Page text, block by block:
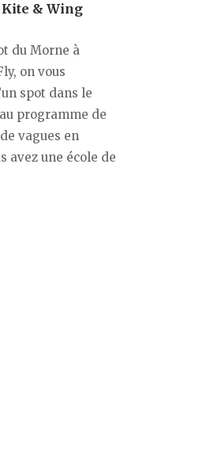
& Wing
du Morne à
on vous
spot dans le
programme de
vagues en
avez une école de